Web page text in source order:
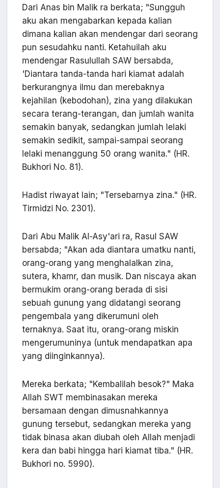
Dari Anas bin Malik ra berkata; "Sungguh
aku akan mengabarkan kepada kalian
dimana kalian akan mendengar dari seorang
pun sesudahku nanti. Ketahuilah aku
mendengar Rasulullah SAW bersabda,
'Diantara tanda-tanda hari kiamat adalah
berkurangnya ilmu dan merebaknya
kejahilan (kebodohan), zina yang dilakukan
secara terang-terangan, dan jumlah wanita
semakin banyak, sedangkan jumlah lelaki
semakin sedikit, sampai-sampai seorang
lelaki menanggung 50 orang wanita." (HR.
Bukhori No. 81).
Hadist riwayat lain; "Tersebarnya zina." (HR.
Tirmidzi No. 2301).
Dari Abu Malik Al-Asy'ari ra, Rasul SAW
bersabda; "Akan ada diantara umatku nanti,
orang-orang yang menghalalkan zina,
sutera, khamr, dan musik. Dan niscaya akan
bermukim orang-orang berada di sisi
sebuah gunung yang didatangi seorang
pengembala yang dikerumuni oleh
ternaknya. Saat itu, orang-orang miskin
mengerumuninya (untuk mendapatkan apa
yang diinginkannya).
Mereka berkata; "Kembalilah besok?" Maka
Allah SWT membinasakan mereka
bersamaan dengan dimusnahkannya
gunung tersebut, sedangkan mereka yang
tidak binasa akan diubah oleh Allah menjadi
kera dan babi hingga hari kiamat tiba." (HR.
Bukhori no. 5990).